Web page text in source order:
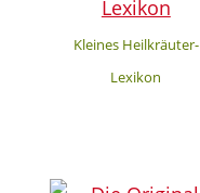
Kleines Heilkräuter-
Lexikon